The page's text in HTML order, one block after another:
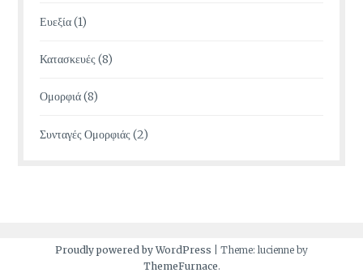
Ευεξία(1)
Κατασκευές (8)
Ομορφιά(8)
Συνταγές Ομορφιάς (2)
Proudly powered by WordPress
Theme: lucienne by
ThemeFurnace.